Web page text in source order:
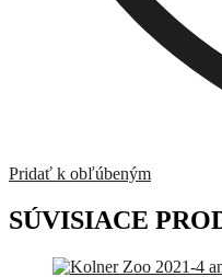
Pridať k obľúbeným
SÚVISIACE